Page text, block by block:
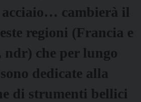
acciaio… cambierà il
regioni (Francia e
ndr) che per lungo
dedicate alla
di strumenti bellici